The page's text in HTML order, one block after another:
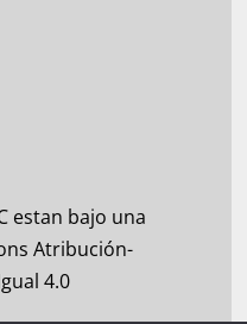
estan bajo una
Atribución-
4.0